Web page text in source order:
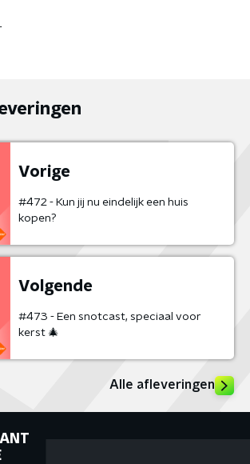
Vorige
#472 - Kun jij nu eindelijk een huis
kopen?
Volgende
#473 - Een snotcast, speciaal voor
kerst 🎄
Alle afleveringen